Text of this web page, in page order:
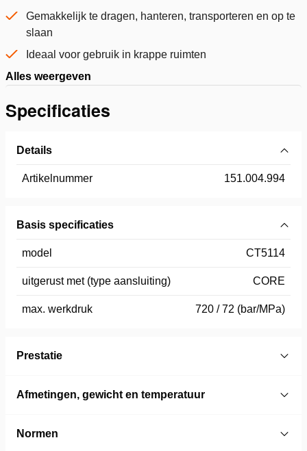
Gemakkelijk te dragen, hanteren, transporteren en op te
slaan
Ideaal voor gebruik in krappe ruimten
Alles weergeven
Specificaties
Details
Artikelnummer 151.004.994
Basis specificaties
model CT5114
uitgerust met (type aansluiting) CORE
max. werkdruk 720 / 72 (bar/MPa)
Prestatie
Afmetingen, gewicht en temperatuur
Normen